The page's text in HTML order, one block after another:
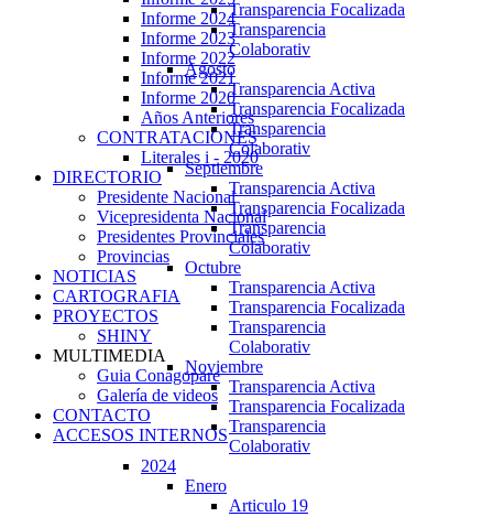
Transparencia Focalizada
Transparencia
Colaborativ
Agosto
Transparencia Activa
Transparencia Focalizada
Transparencia
Colaborativ
Septiembre
Transparencia Activa
Transparencia Focalizada
Transparencia
Colaborativ
Octubre
Transparencia Activa
Transparencia Focalizada
Transparencia
Colaborativ
Noviembre
Transparencia Activa
Transparencia Focalizada
Transparencia
Colaborativ
2024
Enero
Articulo 19
Informe 2024
Informe 2023
Informe 2022
Informe 2021
Informe 2020
Años Anteriores
CONTRATACIONES
Literales i - 2020
DIRECTORIO
Presidente Nacional
Vicepresidenta Nacional
Presidentes Provinciales
Provincias
NOTICIAS
CARTOGRAFIA
PROYECTOS
SHINY
MULTIMEDIA
Guia Conagopare
Galería de videos
CONTACTO
ACCESOS INTERNOS